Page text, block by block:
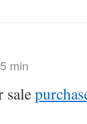
min
sale